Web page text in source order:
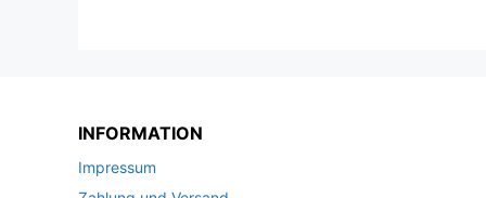
INFORMATION
Impressum